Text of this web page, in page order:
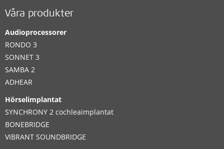
Våra produkter
Audioprocessorer
RONDO 3
SONNET 3
SAMBA 2
ADHEAR
Hörselimplantat
SYNCHRONY 2 cochleaimplantat
BONEBRIDGE
VIBRANT SOUNDBRIDGE